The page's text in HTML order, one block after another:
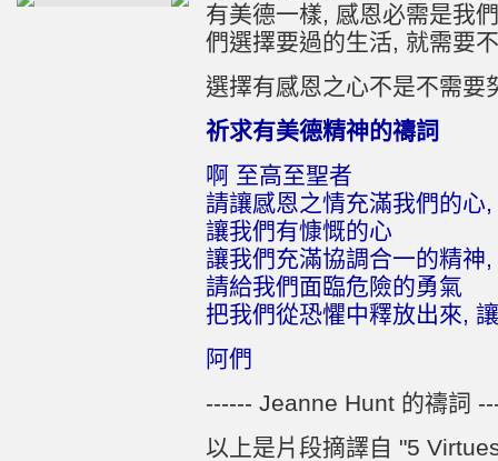
有美德一樣, 感恩必需是我
們選擇要過的生活, 就需要
選擇有感恩之心不是不需要
祈求有美德精神的禱詞
啊 至高至聖者
請讓感恩之情充滿我們的心
讓我們有慷慨的心
讓我們充滿協調合一的精神
請給我們面臨危險的勇氣
把我們從恐懼中釋放出來,
阿們
------ Jeanne Hunt 的禱詞
以上是片段摘譯自 "5